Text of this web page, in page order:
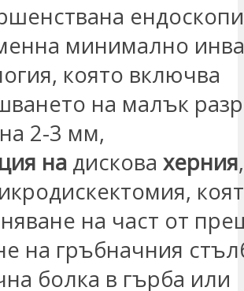
минимално
която включва
на малък
2-3 мм,
на дискова херния
на част от
на гръбначния
болка в гърба или